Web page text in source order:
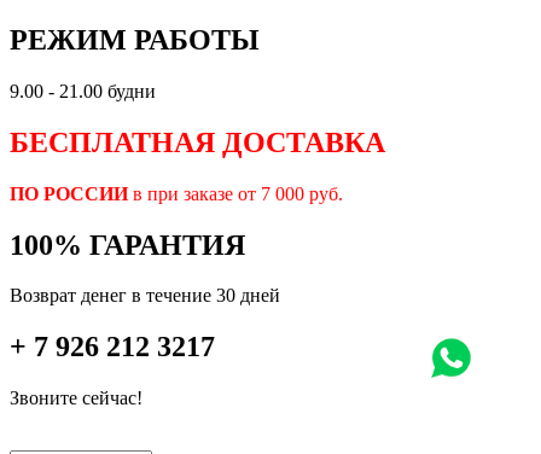
РЕЖИМ РАБОТЫ
9.00 - 21.00 будни
БЕСПЛАТНАЯ ДОСТАВКА
ПО РОССИИв при заказе от 7 000 руб.
100% ГАРАНТИЯ
Возврат денег в течение 30 дней
+ 7 926 212 3217
Звоните сейчас!